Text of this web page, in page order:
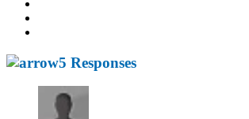
5 Responses